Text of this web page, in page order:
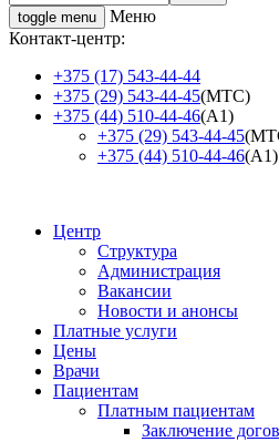
toggle menu
Меню
Контакт-центр:
+375 (17) 543-44-44
+375 (29) 543-44-45(МТС)
+375 (44) 510-44-46(А1)
+375 (29) 543-44-45
+375 (44) 510-44-46(А1)
Центр
Структура
Администрация
Вакансии
Новости и анонсы
Платные услуги
Цены
Врачи
Пациентам
Платным пациентам
Заключение